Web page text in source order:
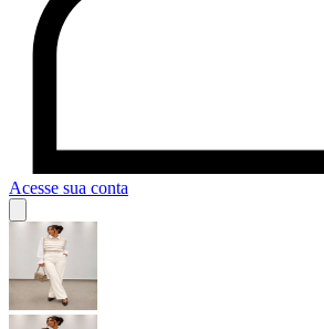
Acesse sua conta